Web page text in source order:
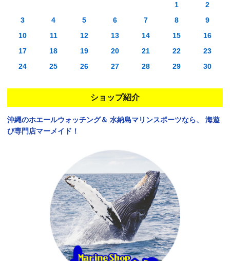
1
2
3
4 5 6 7 8
9
10
11 12 13 14 15
16
17
18 19 20 21 22
23
24
25 26 27 28 29 30
ショップ紹介
沖縄のホエールウォッチング＆ 水納島マリンスポーツなら、
海遊
び専門店マーメイド！